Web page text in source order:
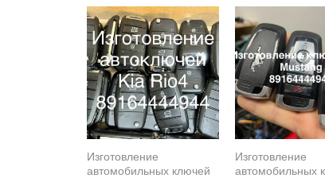
Изготовление
автомобильных ключей
Изготовление
автомобильных